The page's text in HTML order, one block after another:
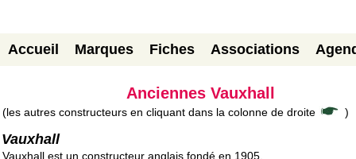
Accueil Marques Fiches Associations
Anciennes Vauxhall
(les autres constructeurs en cliquant dans la colonne de droite )
Vauxhall
Vauxhall est un constructeur anglais fondé en 1905.